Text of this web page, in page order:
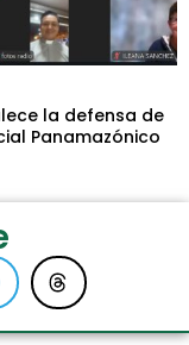
la defensa de
Panamazónico